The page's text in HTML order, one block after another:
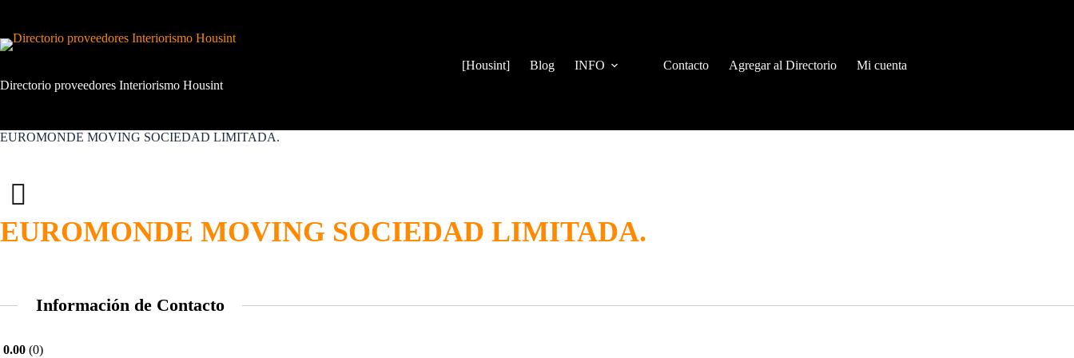
contenido
Directorio proveedores Interiorismo Housint
[Housint] Blog INFO Contacto Agregar al Directorio Mi cuenta
EUROMONDE MOVING SOCIEDAD LIMITADA.
EUROMONDE MOVING SOCIEDAD LIMITADA.
Información de Contacto
0.00 0